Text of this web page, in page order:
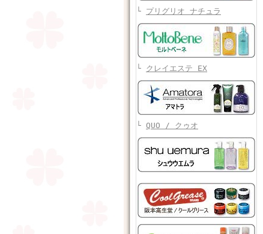
└ プリグリオ ナチュラ
└ クレイエステ EX
└ QUO / クゥオ